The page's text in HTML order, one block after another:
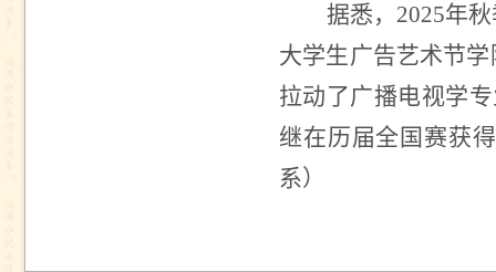
据悉， 2025年
大学生广告艺术节
拉动了广播电视学
继在历届全国赛获
系）